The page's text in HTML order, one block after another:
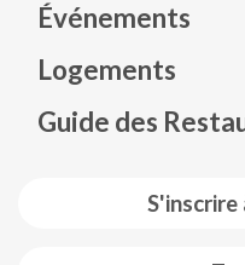
Événements
Logements
Guide des